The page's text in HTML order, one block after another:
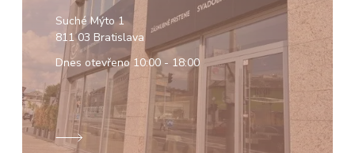
Suché Mýto 1
811 03 Bratislava
Dnes otevřeno 10:00 - 18:00